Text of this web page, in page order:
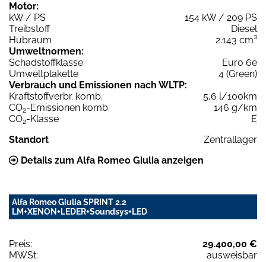
Motor:
kW / PS
154 kW / 209 PS
Treibstoff
Diesel
Hubraum
2.143 cm³
Umweltnormen:
Schadstoffklasse
Euro 6e
Umweltplakette
4 (Green)
Verbrauch und Emissionen nach WLTP:
Kraftstoffverbr. komb.
5,6 l/100km
CO2-Emissionen komb.
146 g/km
CO2-Klasse
E
Standort
Zentrallager
Details zum Alfa Romeo Giulia anzeigen
Alfa Romeo Giulia SPRINT 2.2
LM+XENON+LEDER+Soundsys+LED
Preis:
29.400,00 €
MWSt:
ausweisbar